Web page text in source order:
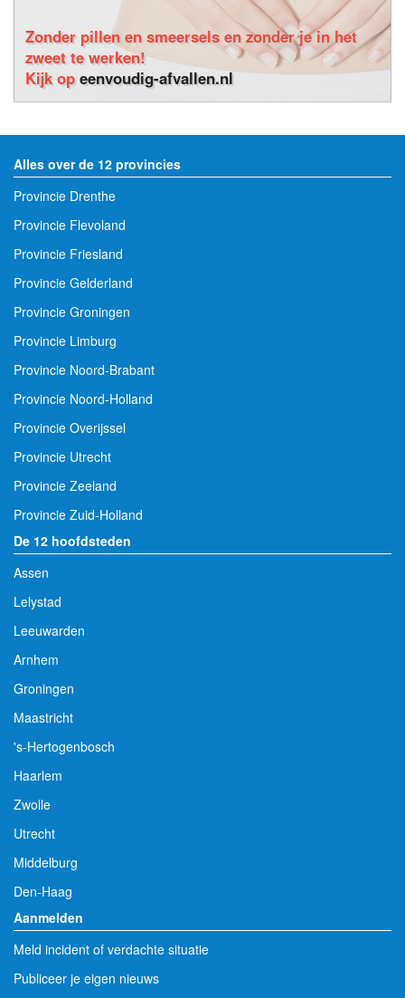
Zonder pillen en smeersels en zonder je in het
zweet te werken!
Kijk opeenvoudig-afvallen.nl
Alles over de 12 provincies
Provincie Drenthe
Provincie Flevoland
Provincie Friesland
Provincie Gelderland
Provincie Groningen
Provincie Limburg
Provincie Noord-Brabant
Provincie Noord-Holland
Provincie Overijssel
Provincie Utrecht
Provincie Zeeland
Provincie Zuid-Holland
De 12 hoofdsteden
Assen
Lelystad
Leeuwarden
Arnhem
Groningen
Maastricht
's-Hertogenbosch
Haarlem
Zwolle
Utrecht
Middelburg
Den-Haag
Aanmelden
Meld incident of verdachte situatie
Publiceer je eigen nieuws